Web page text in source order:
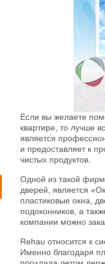
Если вы желаете
квартире, то лучше
является
и предоставляет к
чистых продуктов.
Одной из такой
дверей, является
пластиковые окна,
подоконников, а
компании можно
Rehau относится к
Именно благодаря